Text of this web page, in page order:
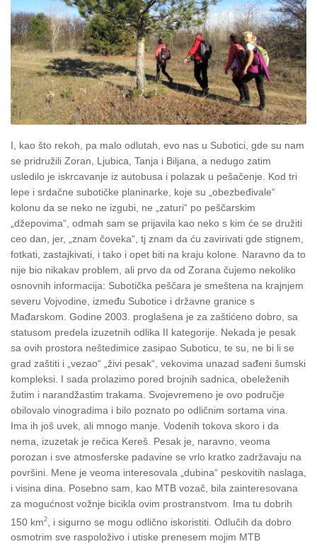
I, kao što rekoh, pa malo odlutah, evo nas u Subotici, gde su nam
se pridružili Zoran, Ljubica, Tanja i Biljana, a nedugo zatim
usledilo je iskrcavanje iz autobusa i polazak u pešačenje. Kod tri
lepe i srdačne subotičke planinarke, koje su „obezbeđivale“
kolonu da se neko ne izgubi, ne „zaturi“ po peščarskim
„džepovima“, odmah sam se prijavila kao neko s kim će se družiti
ceo dan, jer, „znam čoveka“, tj znam da ću zavirivati gde stignem,
fotkati, zastajkivati, i tako i opet biti na kraju kolone. Naravno da to
nije bio nikakav problem, ali prvo da od Zorana čujemo nekoliko
osnovnih informacija: Subotička peščara je smeštena na krajnjem
severu Vojvodine, između Subotice i državne granice s
Mađarskom. Godine 2003. proglašena je za zaštićeno dobro, sa
statusom predela izuzetnih odlika II kategorije. Nekada je pesak
sa ovih prostora neštedimice zasipao Suboticu, te su, ne bi li se
grad zaštiti i „vezao“ „živi pesak“, vekovima unazad sađeni šumski
kompleksi. I sada prolazimo pored brojnih sadnica, obeleženih
žutim i narandžastim trakama. Svojevremeno je ovo područje
obilovalo vinogradima i bilo poznato po odličnim sortama vina.
Ima ih još uvek, ali mnogo manje. Vodenih tokova skoro i da
nema, izuzetak je rečica Kereš. Pesak je, naravno, veoma
porozan i sve atmosferske padavine se vrlo kratko zadržavaju na
površini. Mene je veoma interesovala „dubina“ peskovitih naslaga,
i visina dina. Posebno sam, kao MTB vozač, bila zainteresovana
za mogućnost vožnje bicikla ovim prostranstvom. Ima tu dobrih
150 km2
, i sigurno se mogu odlično iskoristiti. Odlučih da dobro
osmotrim sve raspoloživo i utiske prenesem mojim MTB